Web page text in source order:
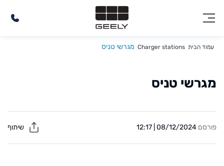
עמוד הבית Charger stations מגרשי טניס
מגרשי טניס
פורסם 08/12/2024 | 12:17